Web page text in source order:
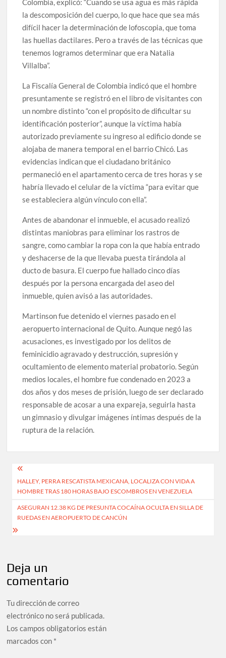
Colombia, explicó: “Cuando se usa agua es más rápida
la descomposición del cuerpo, lo que hace que sea más
difícil hacer la determinación de lofoscopia, que toma
las huellas dactilares. Pero a través de las técnicas que
tenemos logramos determinar que era Natalia
Villalba”.
La Fiscalía General de Colombia indicó que el hombre
presuntamente se registró en el libro de visitantes con
un nombre distinto “con el propósito de dificultar su
identificación posterior”, aunque la víctima había
autorizado previamente su ingreso al edificio donde se
alojaba de manera temporal en el barrio Chicó. Las
evidencias indican que el ciudadano británico
permaneció en el apartamento cerca de tres horas y se
habría llevado el celular de la víctima “para evitar que
se estableciera algún vínculo con ella”.
Antes de abandonar el inmueble, el acusado realizó
distintas maniobras para eliminar los rastros de
sangre, como cambiar la ropa con la que había entrado
y deshacerse de la que llevaba puesta tirándola al
ducto de basura. El cuerpo fue hallado cinco días
después por la persona encargada del aseo del
inmueble, quien avisó a las autoridades.
Martinson fue detenido el viernes pasado en el
aeropuerto internacional de Quito. Aunque negó las
acusaciones, es investigado por los delitos de
feminicidio agravado y destrucción, supresión y
ocultamiento de elemento material probatorio. Según
medios locales, el hombre fue condenado en 2023 a
dos años y dos meses de prisión, luego de ser declarado
responsable de acosar a una expareja, seguirla hasta
un gimnasio y divulgar imágenes íntimas después de la
ruptura de la relación.
Navegación
de
entradas
HALLEY, PERRA RESCATISTA MEXICANA, LOCALIZA CON VIDA A
HOMBRE TRAS 180 HORAS BAJO ESCOMBROS EN VENEZUELA
ASEGURAN 12.38 KG DE PRESUNTA COCAÍNA OCULTA EN SILLA DE
RUEDAS EN AEROPUERTO DE CANCÚN
Deja un
comentario
Tu dirección de correo
electrónico no será publicada.
Los campos obligatorios están
marcados con *